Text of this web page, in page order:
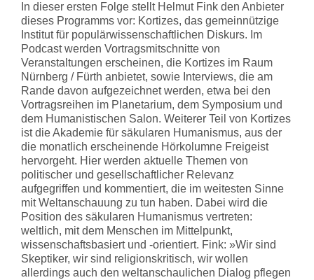
In dieser ersten Folge stellt Helmut Fink den Anbieter
dieses Programms vor: Kortizes, das gemeinnützige
Institut für populärwissenschaftlichen Diskurs. Im
Podcast werden Vortragsmitschnitte von
Veranstaltungen erscheinen, die Kortizes im Raum
Nürnberg / Fürth anbietet, sowie Interviews, die am
Rande davon aufgezeichnet werden, etwa bei den
Vortragsreihen im Planetarium, dem Symposium und
dem Humanistischen Salon. Weiterer Teil von Kortizes
ist die Akademie für säkularen Humanismus, aus der
die monatlich erscheinende Hörkolumne Freigeist
hervorgeht. Hier werden aktuelle Themen von
politischer und gesellschaftlicher Relevanz
aufgegriffen und kommentiert, die im weitesten Sinne
mit Weltanschauung zu tun haben. Dabei wird die
Position des säkularen Humanismus vertreten:
weltlich, mit dem Menschen im Mittelpunkt,
wissenschaftsbasiert und -orientiert. Fink: »Wir sind
Skeptiker, wir sind religionskritisch, wir wollen
allerdings auch den weltanschaulichen Dialog pflegen